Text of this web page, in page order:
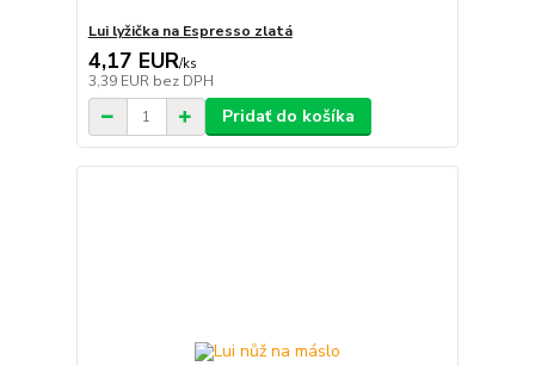
Lui lyžička na Espresso zlatá
4,17 EUR/ks
3,39 EUR bez DPH
Pridať do košíka